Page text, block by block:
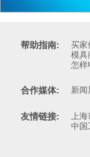
帮助指南: 买家
模具
怎样
合作媒体: 新闻
友情链接: 上
中国